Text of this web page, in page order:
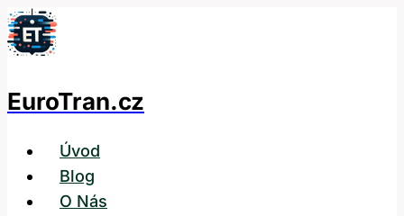
Přeskočit
na
EuroTran.cz
Úvod
Blog
O Nás